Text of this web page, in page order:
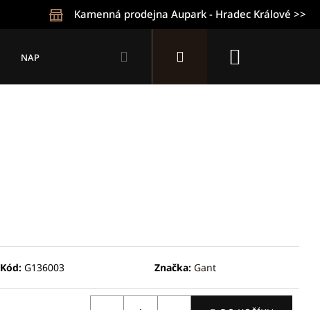
Kamenná prodejna Aupark - Hradec Králové >>
NAPIŠTE NÁM Přihlášení
Kód: G136003 Značka: Gant
Následující